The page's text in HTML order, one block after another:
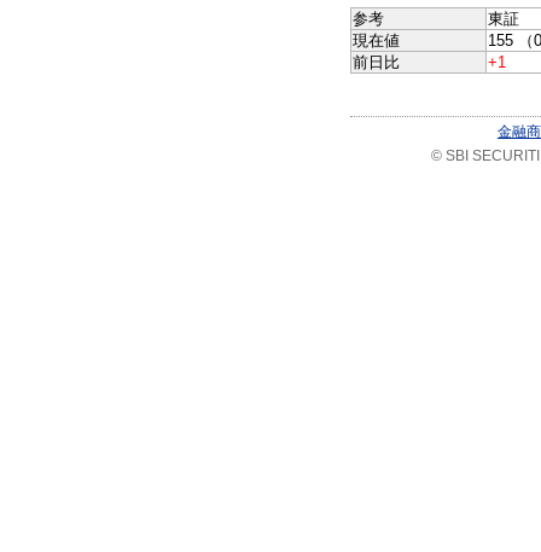
参考
東証
現在値
155 （
前日比
+1
金融
© SBI